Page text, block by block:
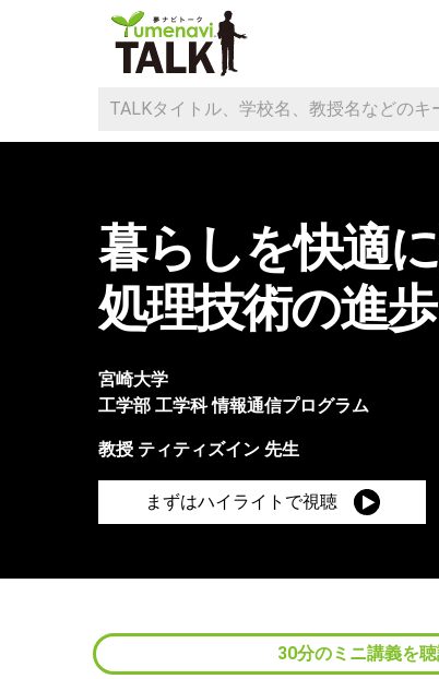
暮らしを快適
処理技術の進歩
宮崎大学
工学部 工学科 情報通信プログラム
教授 ティティズイン 先生
まずはハイライトで視聴
30分のミニ講義を聴